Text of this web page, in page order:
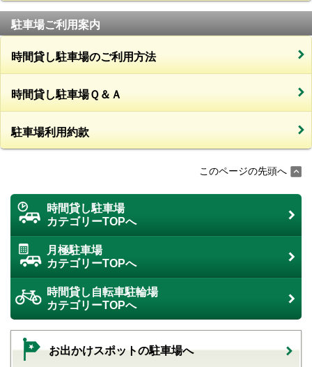
駐車場ご利用案内
時間貸し駐車場のご利用方法
時間貸し駐車場Ｑ＆Ａ
駐車場利用約款
このページの先頭へ
時間貸し駐車場
カテゴリーTOPへ
月極駐車場
カテゴリーTOPへ
時間貸し自転車駐輪場
カテゴリーTOPへ
お出かけスポットの駐車場へ